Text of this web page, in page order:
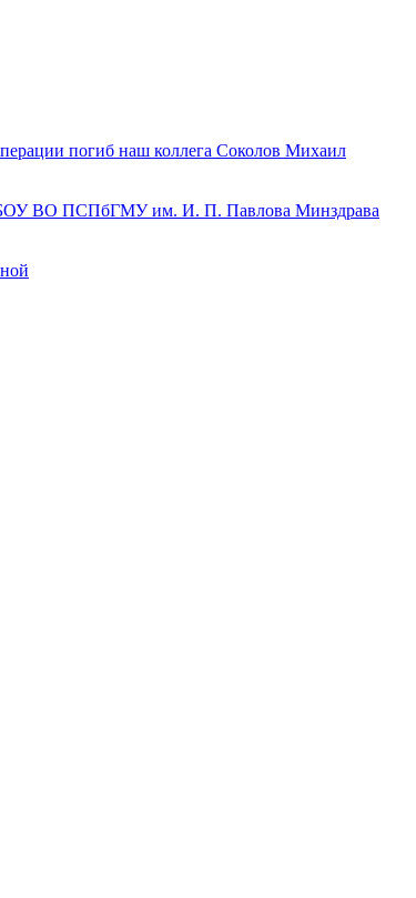
погиб наш коллега Соколов Михаил
ФГБОУ ВО ПСПбГМУ им. И. П. Павлова Минздрава